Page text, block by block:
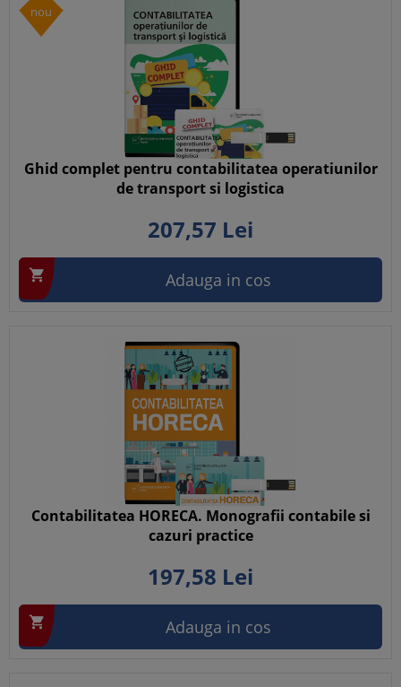
nou
Ghid complet pentru contabilitatea operatiunilor
de transport si logistica
207,57 Lei
 Adauga in cos
Contabilitatea HORECA. Monografii contabile si
cazuri practice
197,58 Lei
 Adauga in cos